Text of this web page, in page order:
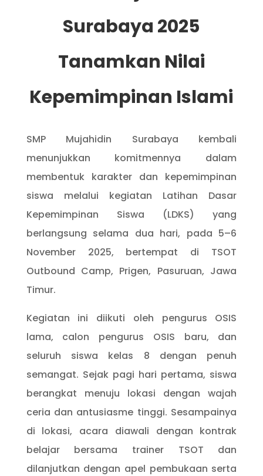
Surabaya 2025
Tanamkan Nilai
Kepemimpinan Islami
SMP Mujahidin Surabaya kembali
menunjukkan komitmennya dalam
membentuk karakter dan kepemimpinan
siswa melalui kegiatan Latihan Dasar
Kepemimpinan Siswa (LDKS) yang
berlangsung selama dua hari, pada 5–6
November 2025, bertempat di TSOT
Outbound Camp, Prigen, Pasuruan, Jawa
Timur.
Kegiatan ini diikuti oleh pengurus OSIS
lama, calon pengurus OSIS baru, dan
seluruh siswa kelas 8 dengan penuh
semangat. Sejak pagi hari pertama, siswa
berangkat menuju lokasi dengan wajah
ceria dan antusiasme tinggi. Sesampainya
di lokasi, acara diawali dengan kontrak
belajar bersama trainer TSOT dan
dilanjutkan dengan apel pembukaan serta